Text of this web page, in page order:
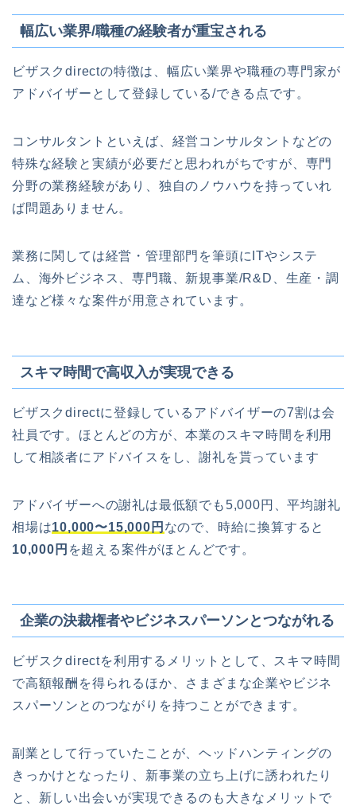
幅広い業界/職種の経験者が重宝される
ビザスクdirectの特徴は、幅広い業界や職種の専門家が
アドバイザーとして登録している/できる点です。
コンサルタントといえば、経営コンサルタントなどの
特殊な経験と実績が必要だと思われがちですが、専門
分野の業務経験があり、独自のノウハウを持っていれ
ば問題ありません。
業務に関しては経営・管理部門を筆頭にITやシステ
ム、海外ビジネス、専門職、新規事業/R&D、生産・調
達など様々な案件が用意されています。
スキマ時間で高収入が実現できる
ビザスクdirectに登録しているアドバイザーの7割は会
社員です。ほとんどの方が、本業のスキマ時間を利用
して相談者にアドバイスをし、謝礼を貰っています
アドバイザーへの謝礼は最低額でも5,000円、平均謝礼
相場は10,000〜15,000円 なので、時給に換算すると
10,000円 を超える案件がほとんどです。
企業の決裁権者やビジネスパーソンとつながれる
ビザスクdirectを利用するメリットとして、スキマ時間
で高額報酬を得られるほか、さまざまな企業やビジネ
スパーソンとのつながりを持つことができます。
副業として行っていたことが、ヘッドハンティングの
きっかけとなったり、新事業の立ち上げに誘われたり
と、新しい出会いが実現できるのも大きなメリットで